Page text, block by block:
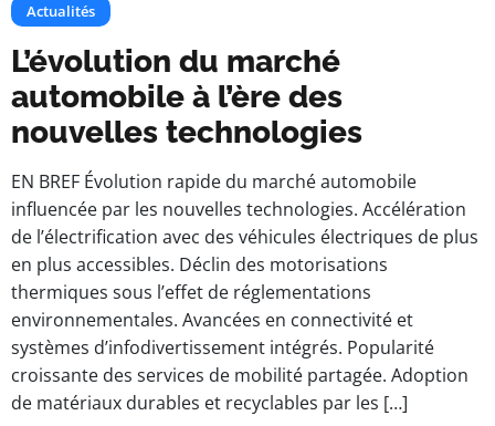
Actualités
L’évolution du marché
automobile à l’ère des
nouvelles technologies
EN BREF Évolution rapide du marché automobile
influencée par les nouvelles technologies. Accélération
de l’électrification avec des véhicules électriques de plus
en plus accessibles. Déclin des motorisations
thermiques sous l’effet de réglementations
environnementales. Avancées en connectivité et
systèmes d’infodivertissement intégrés. Popularité
croissante des services de mobilité partagée. Adoption
de matériaux durables et recyclables par les […]